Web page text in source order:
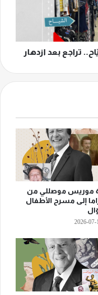
تراجع بعد ازدهار
موريس موصللي من
إلى مسرح الأطفال
2026-